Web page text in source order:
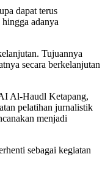
dapat terus
adanya
Tujuannya
secara berkelanjutan
Al-Haudl Ketapang,
pelatihan jurnalistik
menjadi
sebagai kegiatan